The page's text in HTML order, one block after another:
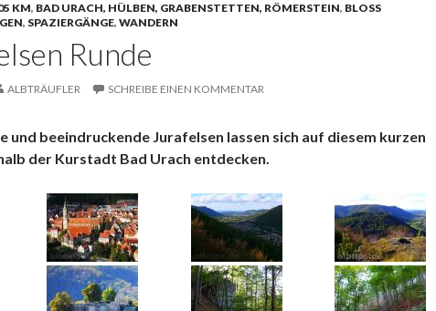
KM, BAD URACH, HÜLBEN, GRABENSTETTEN, RÖMERSTEIN, BLOSS G
, SPAZIERGÄNGE, WANDERN
Runde
ALBTRÄUFLER SCHREIBE EINEN KOMMENTAR
und beeindruckende Jurafelsen lassen sich auf diesem kurzen
der Kurstadt Bad Urach entdecken.